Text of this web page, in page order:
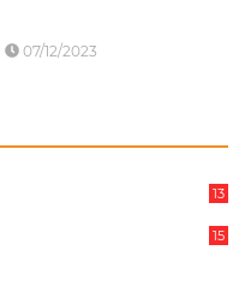
07/12/2023
13
15